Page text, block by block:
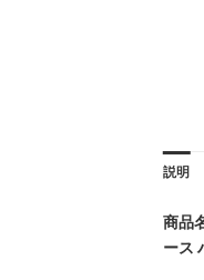
説明
商品
ース